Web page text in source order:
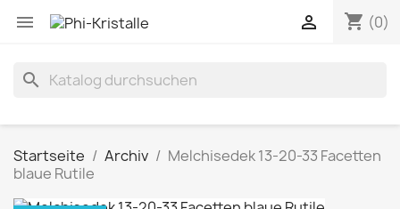
 shopping_cart (0)

search
Startseite Archiv
Melchisedek 13-20-33 Facetten
blaue Rutile